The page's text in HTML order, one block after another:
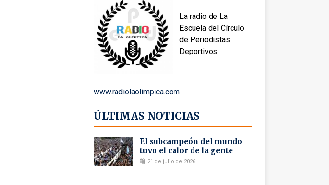
La radio de La
Escuela del Círculo
de Periodistas
Deportivos
www.radiolaolimpica.com
ÚLTIMAS NOTICIAS
El subcampeón del mundo
tuvo el calor de la gente
21 de julio de 2026